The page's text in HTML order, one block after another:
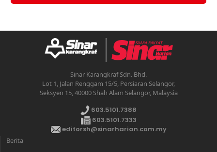
Sinar Karangkraf Sdn. Bhd.
Lot 1, Jalan Renggam 15/5, Persiaran Selangor,
Seksyen 15, 40000 Shah Alam Selangor, Malaysia
603.5101.7388
603.5101.7333
editorsh@sinarharian.com.my
Berita